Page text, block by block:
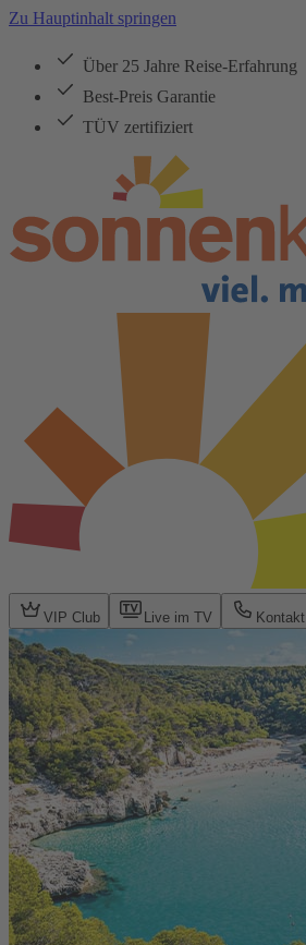
Zu Hauptinhalt springen
Über 25 Jahre Reise-Erfahrung
Best-Preis Garantie
TÜV zertifiziert
VIP Club Live im TV Kontakt